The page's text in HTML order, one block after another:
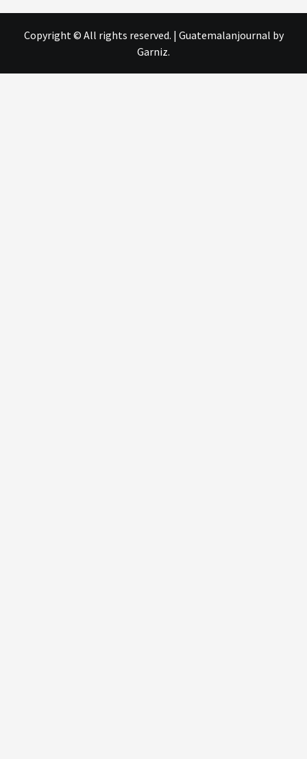
Copyright © All rights reserved. | Guatemalanjournal by
Garniz.